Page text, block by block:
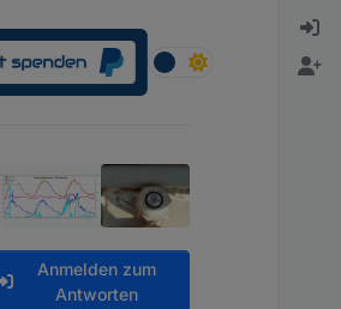
Anmelden zum
Antworten